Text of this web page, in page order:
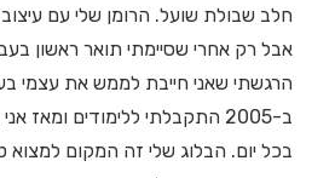
חלב שבולת שועל. הרומן שלי עם
אבל רק אחרי שסיימתי תואר ראשון
הרגשתי שאני חייבת לממש את עצמי
ב-2005 התקבלתי ללימודים
בכל יום. הבלוג שלי זה המקום למצוא